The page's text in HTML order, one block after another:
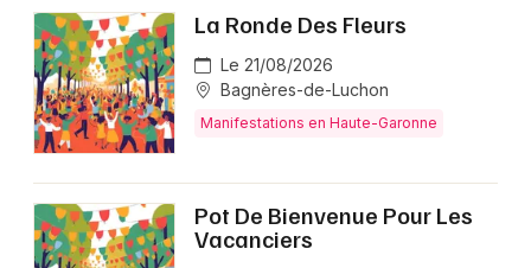
La Ronde Des Fleurs
Le 21/08/2026
Bagnères-de-Luchon
Manifestations en Haute-Garonne
Pot De Bienvenue Pour Les
Vacanciers